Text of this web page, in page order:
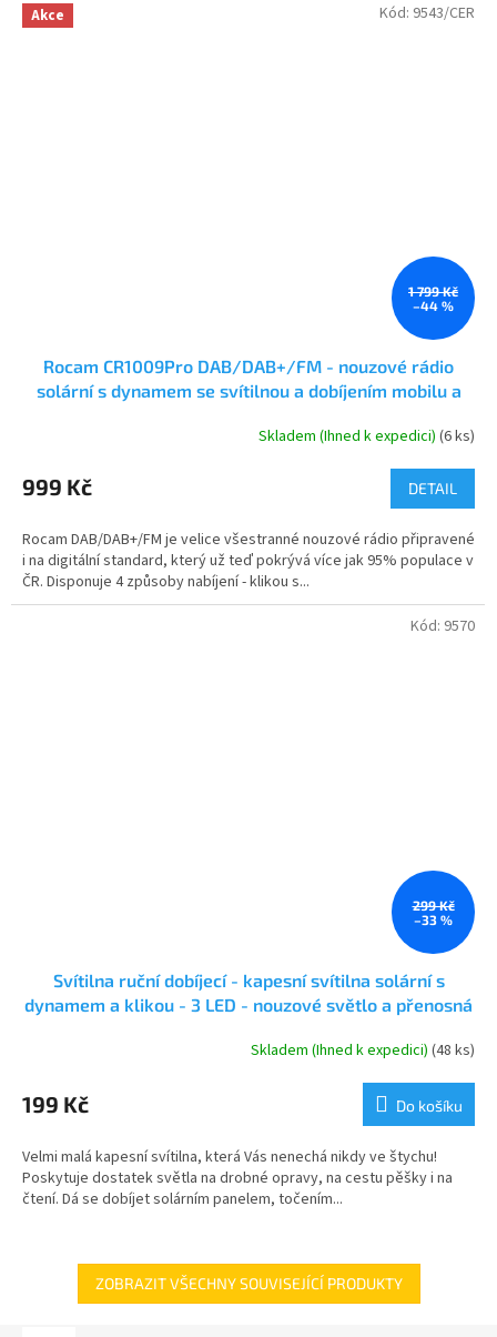
Akce
1 799 Kč
–44 %
Rocam CR1009Pro DAB/DAB+/FM - nouzové rádio
solární s dynamem se svítilnou a dobíjením mobilu a
produktu
je
z
5
hvězdiček.
Skladem (Ihned k expedici)(6 ks)
999 Kč DETAIL
Rocam DAB/DAB+/FM je velice všestranné nouzové rádio připravené
i na digitální standard, který už teď pokrývá více jak 95% populace v
ČR. Disponuje 4 způsoby nabíjení - klikou s...
Kód: 9543/CER
299 Kč
–33 %
Svítilna ruční dobíjecí - kapesní svítilna solární s
dynamem a klikou - 3 LED - nouzové světlo a přenosná
rozměrů
produktu
je
z
5
hvězdiček.
Skladem (Ihned k expedici)(48 ks)
199 Kč Do košíku
Velmi malá kapesní svítilna, která Vás nenechá nikdy ve štychu!
Poskytuje dostatek světla na drobné opravy, na cestu pěšky i na
čtení. Dá se dobíjet solárním panelem, točením...
Kód: 9570
ZOBRAZIT VŠECHNY SOUVISEJÍCÍ PRODUKTY